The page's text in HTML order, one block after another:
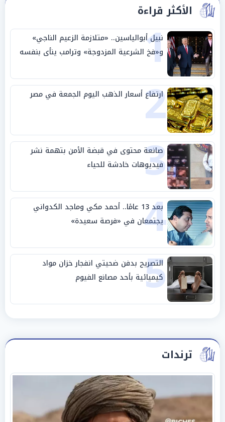
الأكثر قراءة
1
نبيل أبوالياسين.. «متلازمة الزعيم الناجي»
و«فخ الشرعية المزدوجة» وترامب ينأى بنفسه
وحليفه في «ميتم استراتيجي»
2
ارتفاع أسعار الذهب اليوم الجمعة في مصر
3
صانعة محتوى في قبضة الأمن بتهمة نشر
فيديوهات خادشة للحياء
4 بعد 13 عامًا.. أحمد مكي وماجد الكدواني
يجتمعان في «فرصة سعيدة»
5
التصريح بدفن ضحيتي انفجار خزان مواد
كيميائية بأحد مصانع الفيوم
ترندات